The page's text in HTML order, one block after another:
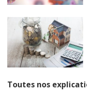
Toutes nos